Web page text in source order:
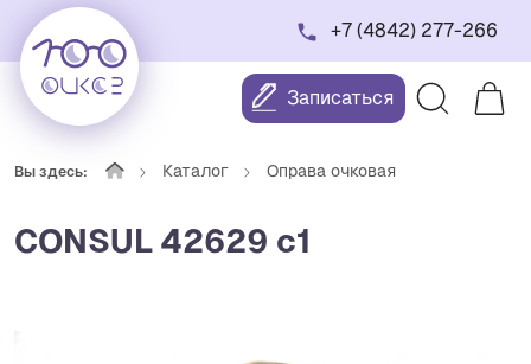
+7 (4842) 277-266
Записаться
Вы здесь: Каталог Оправа очковая
CONSUL 42629 c1